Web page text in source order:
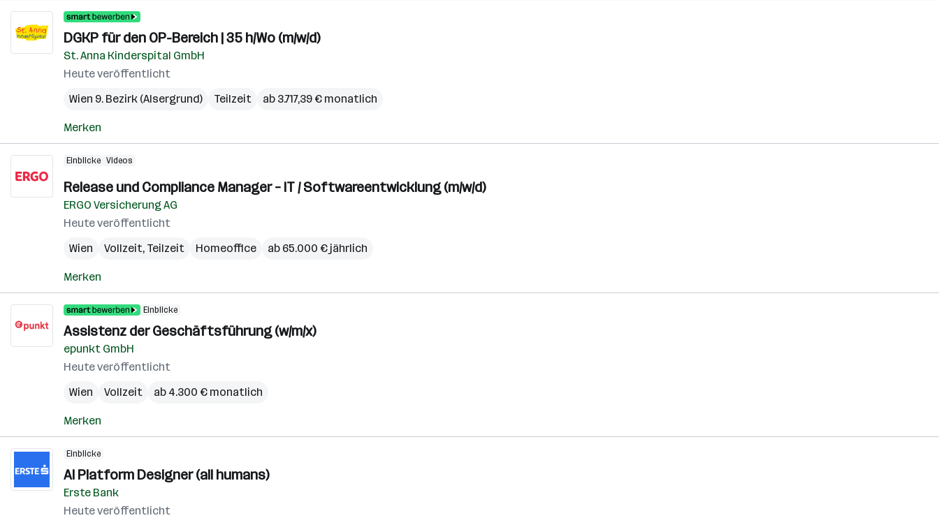
DGKP für den OP-Bereich | 35 h/Wo (m/w/d)
St. Anna Kinderspital GmbH
Heute veröffentlicht
Wien 9. Bezirk (Alsergrund)
Teilzeit ab 3.717,39 € monatlich
Merken
Einblicke Videos
Release und Compliance Manager – IT / Softwareentwicklung (m/w/d)
ERGO Versicherung AG
Heute veröffentlicht
Wien
Vollzeit, Teilzeit Homeoffice ab 65.000 € jährlich
Merken
Einblicke
Assistenz der Geschäftsführung (w/m/x)
epunkt GmbH
Heute veröffentlicht
Wien
Vollzeit ab 4.300 € monatlich
Merken
Einblicke
AI Platform Designer (all humans)
Erste Bank
Heute veröffentlicht